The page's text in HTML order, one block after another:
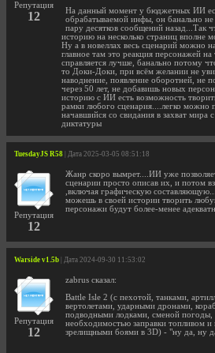
Репутация
12
На данный момент у бюджетных ИИ
обрабатываемой инфы, он банально
пару десятков сообщений назад...Так
историю на несколько страниц вполне
Ну а в новеллах весь сценарий можно
главное там это реакция персонажей
справляется лучше, банально потому
то Доки-Доки, при всём желании не
наводнение, появление оборотней, не
через 50 лет, не добавишь новых
историю с ИИ есть возможность
рамки любого сценария....легко можно
начавшийся со свидания в захват мира
диктатуры
TuesdayJS R58 | Дата 2025-03-05 08:51:18
Репутация
12
Жанр скоро вымрет....ИИ уже
сценарии просто описав их, и потом
,включая графическую
можешь в своей истории творить
персонажи будут более-менее
Warside v1.5b | Дата 2024-09-30 11:53:02
Репутация
12
zabrus сказал:
Battle Isle 2 (с пехотой, танками,
вертолетами, ударными дронами,
подводными лодками, сменой погоды,
необходимостью заправки топливом и
зрелищными боями в 3D) - "ну да, ну